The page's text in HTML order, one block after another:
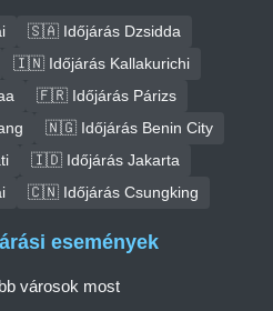
🇸🇦 Időjárás Dzsidda
🇮🇳 Időjárás Kallakurichi
🇫🇷 Időjárás Párizs
🇳🇬 Időjárás Benin City
🇮🇩 Időjárás Jakarta
🇨🇳 Időjárás Csungking
események
városok most